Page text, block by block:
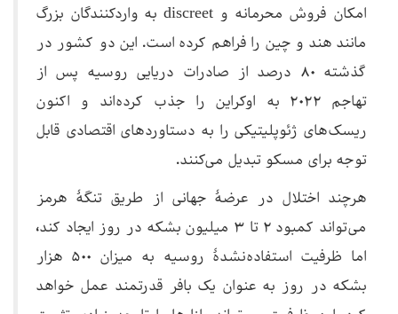
امکان فروش محرمانه و discreet به واردکنندگان بزرگ
مانند هند و چین را فراهم کرده است. این دو کشور در
گذشته ۸۰ درصد از صادرات دریایی روسیه پس از
تهاجم ۲۰۲۲ به اوکراین را جذب کرده‌اند و اکنون
ریسک‌های ژئوپلیتیکی را به دستاوردهای اقتصادی قابل
توجه برای مسکو تبدیل می‌کنند.
هرچند اختلال در عرضهٔ جهانی از طریق تنگهٔ هرمز
می‌تواند کمبود ۲ تا ۳ میلیون بشکه در روز ایجاد کند،
اما ظرفیت استفاده‌نشدهٔ روسیه به میزان ۵۰۰ هزار
بشکه در روز به عنوان یک بافر قدرتمند عمل خواهد